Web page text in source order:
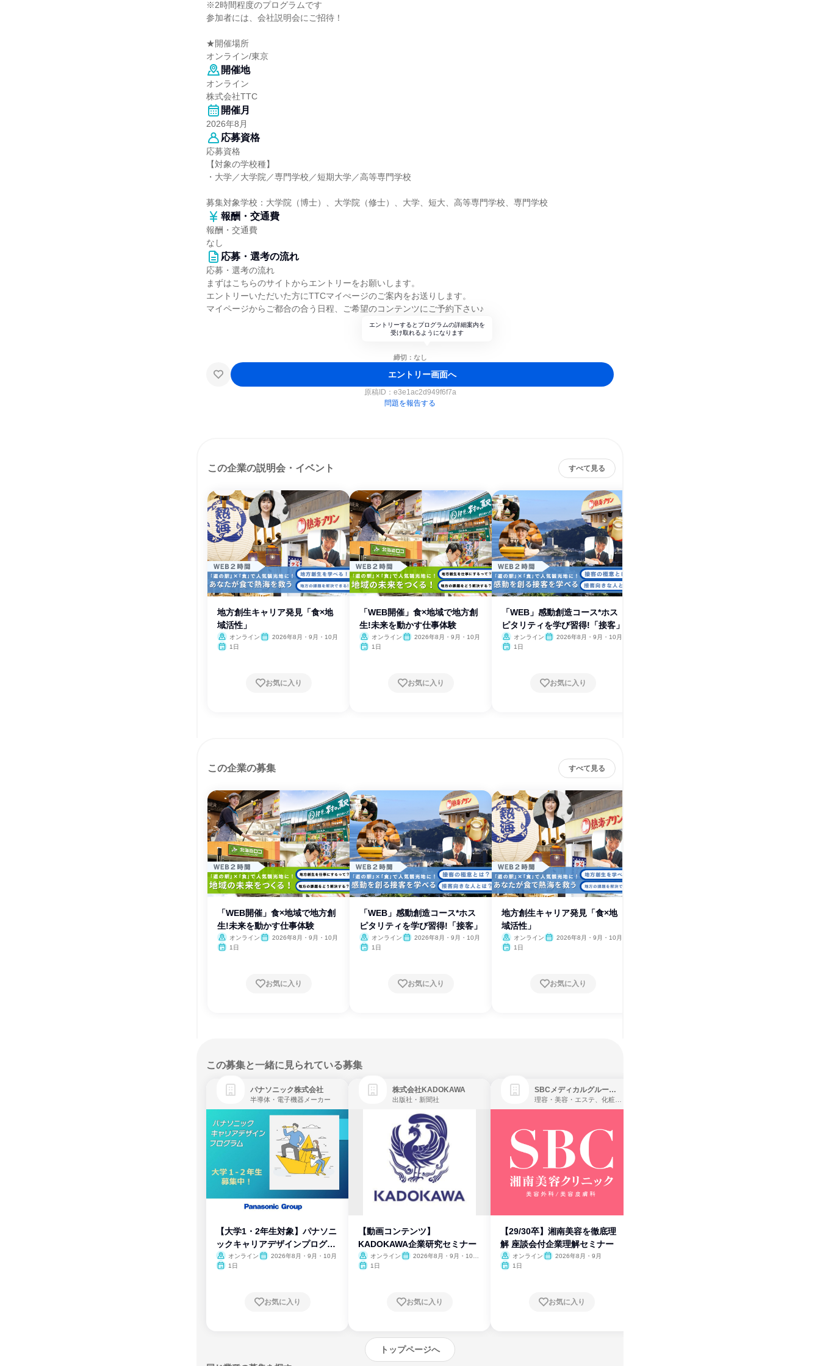
※2時間程度のプログラムです
参加者には、会社説明会にご招待！
★開催場所
オンライン/東京
開催地
オンライン
株式会社TTC
開催月
2026年8月
応募資格
応募資格
【対象の学校種】
・大学／大学院／専門学校／短期大学／高等専門学校
募集対象学校：大学院（博士）、大学院（修士）、大学、短大、高等専門学校、専門学校
報酬・交通費
報酬・交通費
なし
応募・選考の流れ
応募・選考の流れ
まずはこちらのサイトからエントリーをお願いします。
エントリーいただいた方にTTCマイぺージのご案内をお送りします。
マイページからご都合の合う日程、ご希望のコンテンツにご予約下さい♪
エントリーするとプログラムの詳細案内を
受け取れるようになります
締切：なし
エントリー画面へ
原稿ID： e3e1ac2d949f6f7a
問題を報告する
この企業の説明会・イベント すべて見る
地方創生キャリア発見「食×地
域活性」
オンライン
2026年8月・9月・10月
1日
お気に入り
「WEB開催」食×地域で地方創
生!未来を動かす仕事体験
オンライン
2026年8月・9月・10月
1日
お気に入り
「WEB」感動創造コース*ホス
ピタリティを学び習得!「接客」
オンライン
2026年8月・9月・10月
1日
お気に入り
この企業の募集 すべて見る
「WEB開催」食×地域で地方創
生!未来を動かす仕事体験
オンライン
2026年8月・9月・10月
1日
お気に入り
「WEB」感動創造コース*ホス
ピタリティを学び習得!「接客」
オンライン
2026年8月・9月・10月
1日
お気に入り
地方創生キャリア発見「食×地
域活性」
オンライン
2026年8月・9月・10月
1日
お気に入り
この募集と一緒に見られている募集
パナソニック株式会社
半導体・電子機器メーカー
【大学1・2年生対象】パナソニ
ックキャリアデザインプログラ
ム
オンライン
2026年8月・9月・10月
1日
お気に入り
株式会社KADOKAWA
出版社・新聞社
【動画コンテンツ】
KADOKAWA企業研究セミナー
オンライン
2026年8月・9月・10
1日
お気に入り
SBCメディカルグループ株式会社
【29/30卒】湘南美容を徹底理
解 座談会付企業理解セミナー
オンライン
2026年8月・9月
1日
お気に入り
トップページへ